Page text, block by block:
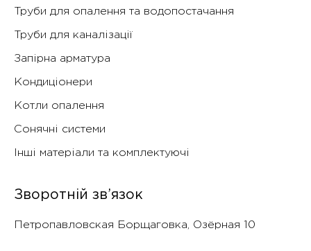
Труби для опалення та водопостачання
Труби для каналізації
Запірна арматура
Кондиціонери
Котли опалення
Сонячні системи
Інші матеріали та комплектуючі
Зворотній зв’язок
Петропавловская Борщаговка, Озëрная 10